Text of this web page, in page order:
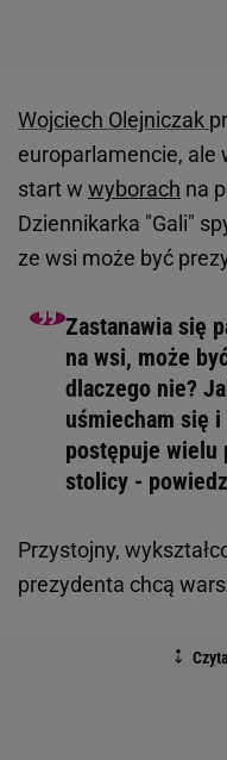
Wojciech Olejniczak
europarlamencie, ale
start w wyborach na
Dziennikarka "Gali"
ze wsi może być
Zastanawia się
na wsi, może
dlaczego nie?
uśmiecham się
postępuje wielu
stolicy -
Przystojny,
prezydenta chcą